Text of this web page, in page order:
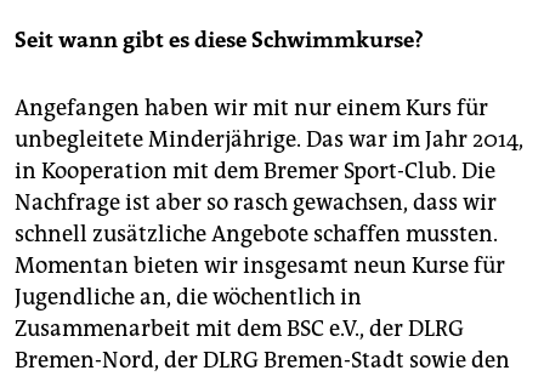
Seit wann gibt es diese Schwimmkurse?
Angefangen haben wir mit nur einem Kurs für
unbegleitete Minderjährige. Das war im Jahr 2014,
in Kooperation mit dem Bremer Sport-Club. Die
Nachfrage ist aber so rasch gewachsen, dass wir
schnell zusätzliche Angebote schaffen mussten.
Momentan bieten wir insgesamt neun Kurse für
Jugendliche an, die wöchentlich in
Zusammenarbeit mit dem BSC e.V., der DLRG
Bremen-Nord, der DLRG Bremen-Stadt sowie den